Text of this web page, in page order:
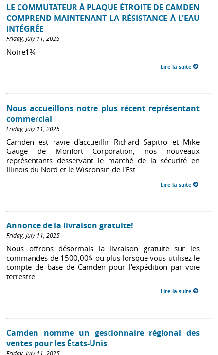
LE COMMUTATEUR À PLAQUE ÉTROITE DE CAMDEN
COMPREND MAINTENANT LA RÉSISTANCE À L'EAU
INTÉGRÉE
Friday, July 11, 2025
Notre1¾
Lire la suite
Nous accueillons notre plus récent représentant
commercial
Friday, July 11, 2025
Camden est ravie d'accueillir Richard Sapitro et Mike
Gauge de Monfort Corporation, nos nouveaux
représentants desservant le marché de la sécurité en
Illinois du Nord et le Wisconsin de l'Est.
Lire la suite
Annonce de la livraison gratuite!
Friday, July 11, 2025
Nous offrons désormais la livraison gratuite sur les
commandes de 1500,00$ ou plus lorsque vous utilisez le
compte de base de Camden pour l'expédition par voie
terrestre!
Lire la suite
Camden nomme un gestionnaire régional des
ventes pour les États-Unis
Friday, July 11, 2025